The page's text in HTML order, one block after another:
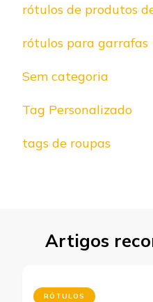
rótulos de produtos
rótulos para garrafas
Sem categoria
Tag Personalizado
tags de roupas
Artigos
RÓTULOS